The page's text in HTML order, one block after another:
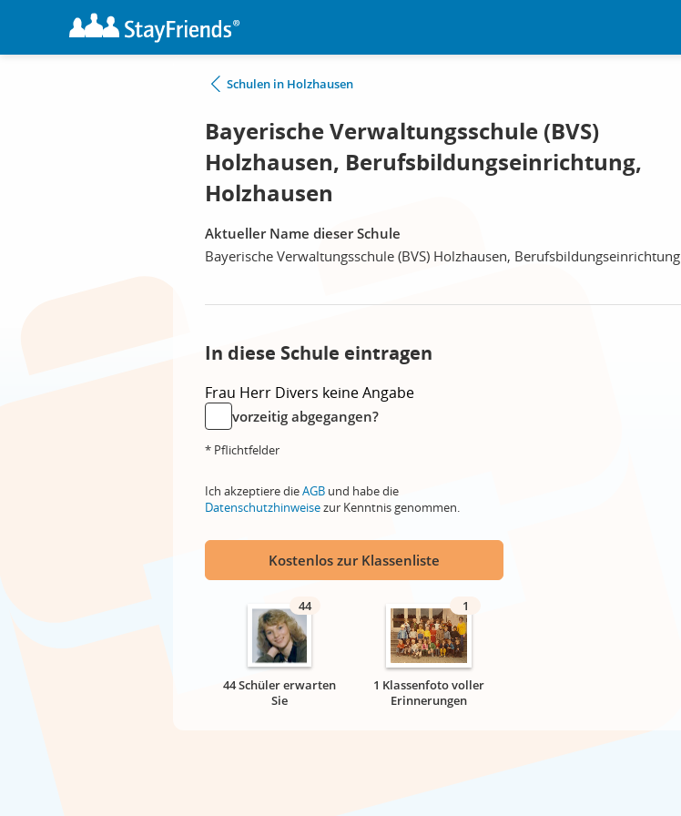
Schulen in Holzhausen
Bayerische Verwaltungsschule (BVS)
Holzhausen, Berufsbildungseinrichtung,
Holzhausen
Aktueller Name dieser Schule
Bayerische Verwaltungsschule (BVS) Holzhausen, Berufsbildungseinrichtung
In diese Schule eintragen
Frau Herr Divers keine Angabe
vorzeitig abgegangen?
* Pflichtfelder
Ich akzeptiere dieAGB und habe die
Datenschutzhinweisezur Kenntnis genommen.
Kostenlos zur Klassenliste
44
44 Schüler erwarten
Sie
1
1 Klassenfoto voller
Erinnerungen